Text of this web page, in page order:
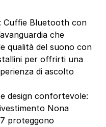
Cuffie Bluetooth con
che
qualità del suono con
per offrirti una
di ascolto
design confortevole:
Nona
proteggono